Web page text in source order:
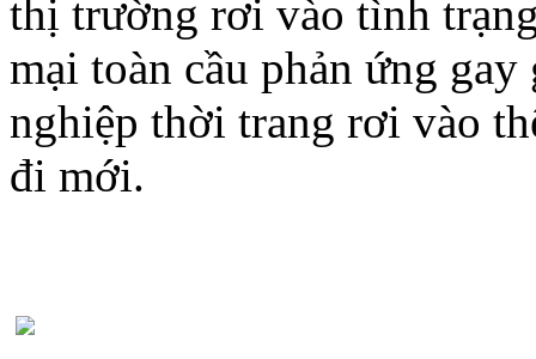
thị trường rơi vào tình
mại toàn cầu phản ứng
nghiệp thời trang rơi vào
đi mới.